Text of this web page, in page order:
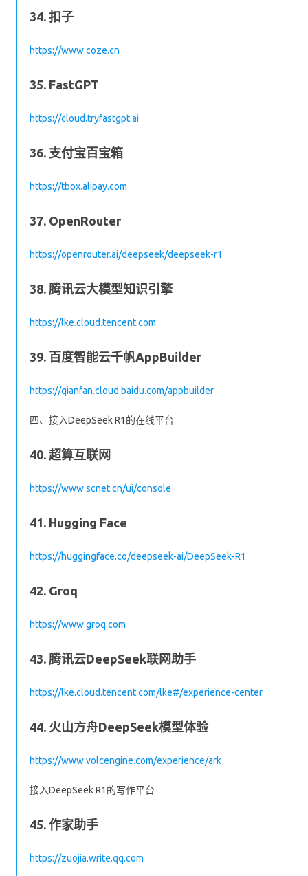
34. 扣子
https://www.coze.cn
35. FastGPT
https://cloud.tryfastgpt.ai
36. 支付宝百宝箱
https://tbox.alipay.com
37. OpenRouter
https://openrouter.ai/deepseek/deepseek-r1
38. 腾讯云大模型知识引擎
https://lke.cloud.tencent.com
39. 百度智能云千帆AppBuilder
https://qianfan.cloud.baidu.com/appbuilder
四、接入DeepSeek R1的在线平台
40. 超算互联网
https://www.scnet.cn/ui/console
41. Hugging Face
https://huggingface.co/deepseek-ai/DeepSeek-R1
42. Groq
https://www.groq.com
43. 腾讯云DeepSeek联网助手
https://lke.cloud.tencent.com/lke#/experience-center
44. 火山方舟DeepSeek模型体验
https://www.volcengine.com/experience/ark
接入DeepSeek R1的写作平台
45. 作家助手
https://zuojia.write.qq.com